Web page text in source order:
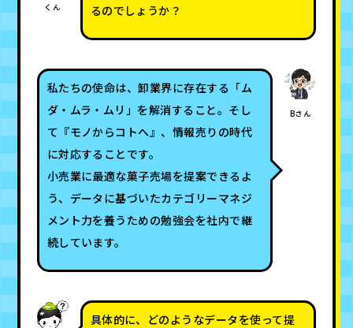
くん
るのでしょうか？
Bさん
私たちの使命は、卸業界に存在する「ム
ダ・ムラ・ムリ」を解消すること。そし
て『モノからコトへ』、情報売りの時代
に対応することです。
小売業に最適な菓子売場を提案できるよ
う、データに基づいたカテゴリーマネジ
メント力を養うための勉強会を社内で継
続しています。
具体的に、どのようなデータを使って提